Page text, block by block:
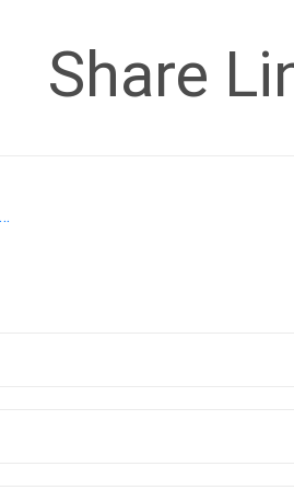
Share